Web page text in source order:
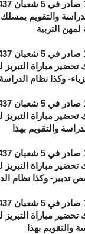
الدراسة والتقويم
لمهن التربية
تحضير مباراة التبريز
وكذا نظام
تحضير مباراة التبريز
والتقويم بهذا
تحضير مباراة التبريز
تدبير- وكذا نظام
تحضير مباراة التبريز
والتقويم بهذا